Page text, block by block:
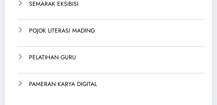
SEMARAK EKSIBISI
POJOK LITERASI MADING
PELATIHAN GURU
PAMERAN KARYA DIGITAL